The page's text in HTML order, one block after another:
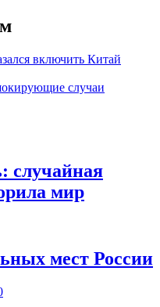
включить Китай
случаи
случайная
мир
мест России